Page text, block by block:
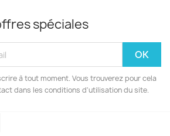
spéciales
à tout moment. Vous trouverez pour cela
dans les conditions d'utilisation du site.